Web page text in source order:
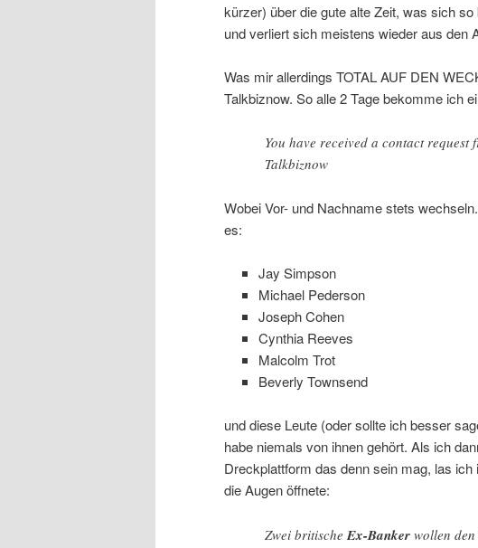
kürzer) über die gute alte Zeit, was sich
und verliert sich meistens wieder aus den
Was mir allerdings TOTAL AUF DEN
Talkbiznow. So alle 2 Tage bekomme ich
You have received a contact request
Talkbiznow
Wobei Vor- und Nachname stets
es:
Jay Simpson
Michael Pederson
Joseph Cohen
Cynthia Reeves
Malcolm Trot
Beverly Townsend
und diese Leute (oder sollte ich besser
habe niemals von ihnen gehört. Als ich
Dreckplattform das denn sein mag, las ich
die Augen öffnete:
Zwei britische Ex-Banker wollen